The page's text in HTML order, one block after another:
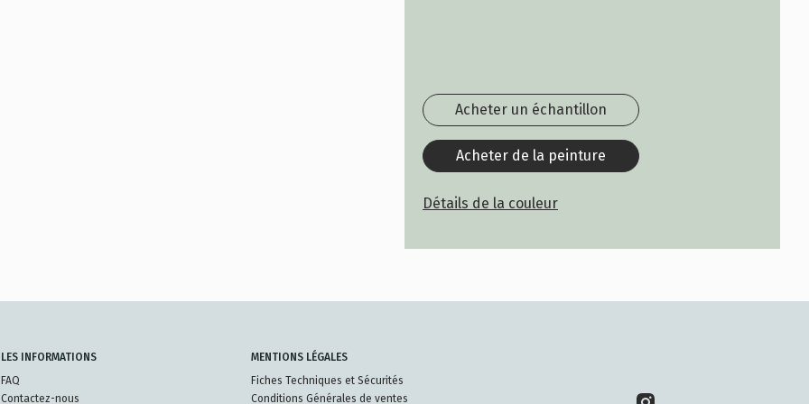
Acheter un échantillon
Acheter de la peinture
Détails de la couleur
LES INFORMATIONS
FAQ
Contactez-nous
MENTIONS LÉGALES
Fiches Techniques et Sécurités
Conditions Générales de ventes